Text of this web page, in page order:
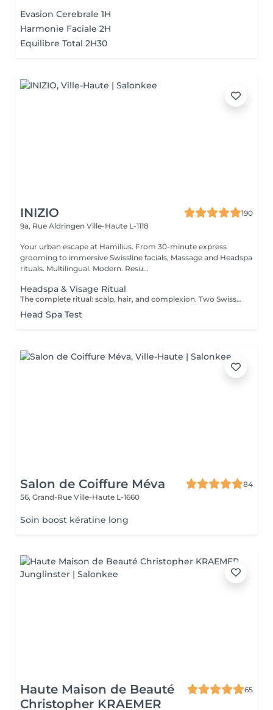
Evasion Cerebrale 1H
Harmonie Faciale 2H
Equilibre Total 2H30
INIZIO
190
9a, Rue Aldringen Ville-Haute L-1118
Your urban escape at Hamilius. From 30-minute express
grooming to immersive Swissline facials, Massage and Headspa
rituals. Multilingual. Modern. Resu...
Headspa & Visage Ritual
The complete ritual: scalp, hair, and complexion. Two Swiss-Italian signatures, one private room. Two hours of complete wellness, weaving together our two signature rituals in the same private treatment room. The session opens with the full 90-minute headspa personalised scalp diagnosis, four-step protocol with Hylis, the Italian professional haircare brand crafted in Treviso followed by a tailored facial with Swissline, the Swiss skincare house founded in 1989 and celebrated worldwide for its collagen-based, skin-longevity formulas, available exclusively at Inizio in Luxembourg. Two scientific traditions, two exclusive collaborations, one continuous moment of restoration. Closed with a refined blow-dry and brushing. Our most complete wellness experience, for those who want to step out of the day entirely. Included: full Hylis headspa ritual, personalised Swissline facial, blow-dry and brushing.
Head Spa Test
Salon de Coiffure Méva
84
56, Grand-Rue Ville-Haute L-1660
Soin boost kératine long
Haute Maison de Beauté
Christopher KRAEMER
65